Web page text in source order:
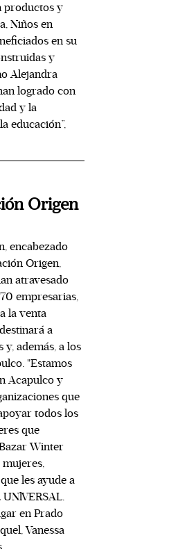
productos y
Niños en
en su
y
Alejandra
logrado con
y la
educación”,
Origen
encabezado
Origen,
atravesado
empresarias,
la venta
a
además, a los
"Estamos
Acapulco y
que
todos los
que
Winter
les ayude a
en Prado
Vanessa